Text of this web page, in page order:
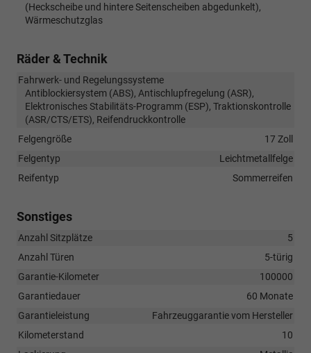
(Heckscheibe und hintere Seitenscheiben abgedunkelt),
Wärmeschutzglas
Räder & Technik
Fahrwerk- und Regelungssysteme
Antiblockiersystem (ABS), Antischlupfregelung (ASR),
Elektronisches Stabilitäts-Programm (ESP), Traktionskontrolle
(ASR/CTS/ETS), Reifendruckkontrolle
Felgengröße
17 Zoll
Felgentyp
Leichtmetallfelge
Reifentyp
Sommerreifen
Sonstiges
Anzahl Sitzplätze
5
Anzahl Türen
5-türig
Garantie-Kilometer
100000
Garantiedauer
60 Monate
Garantieleistung
Fahrzeuggarantie vom Hersteller
Kilometerstand
10